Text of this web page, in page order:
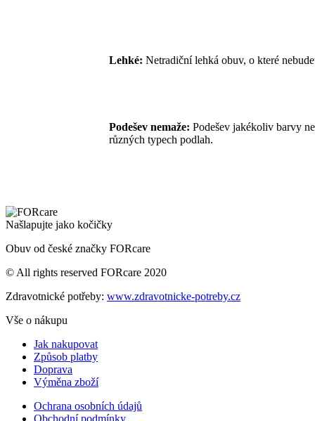
Lehké: Netradiční lehká obuv, o které
Podešev nemaže: Podešev jakékoliv barvy
různých typech podlah.
Našlapujte jako kočičky
Obuv od české značky FORcare
© All rights reserved FORcare 2020
Zdravotnické potřeby: www.zdravotnicke-potreby.cz
Vše o nákupu
Jak nakupovat
Způsob platby
Doprava
Výměna zboží
Ochrana osobních údajů
Obchodní podmínky